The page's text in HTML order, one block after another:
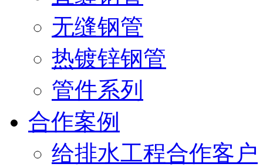
无缝钢管
热镀锌钢管
管件系列
合作案例
给排水工程合作客户